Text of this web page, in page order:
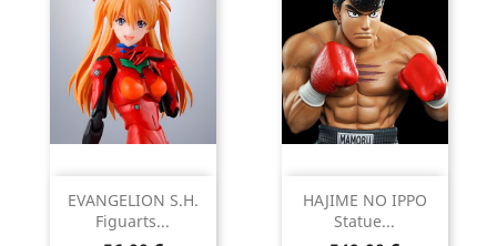
EVANGELION S.H.
Figuarts...
HAJIME NO IPPO
Statue...